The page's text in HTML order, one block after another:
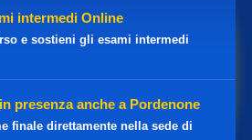
intermedi Online
e sostieni gli esami intermedi
presenza anche a Pordenone
finale direttamente nella sede di